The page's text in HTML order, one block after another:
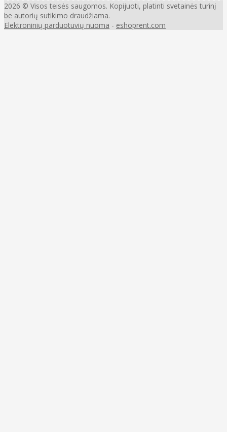
2026 © Visos teisės saugomos. Kopijuoti, platinti svetainės turinį
be autorių sutikimo draudžiama.
Elektroninių parduotuvių nuoma - eshoprent.com